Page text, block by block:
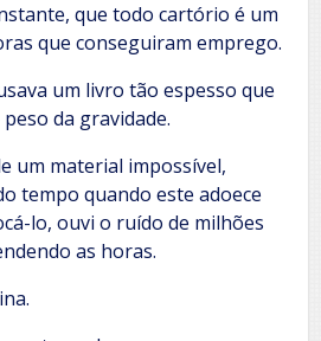
que todo cartório é um
que conseguiram emprego.
um livro tão espesso que
da gravidade.
um material impossível,
tempo quando este adoece
lo, ouvi o ruído de milhões
as horas.